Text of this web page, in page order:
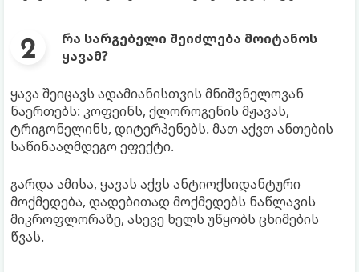
რა სარგებელი შეიძლება მოიტანოს
ყავამ?
ყავა შეიცავს ადამიანისთვის მნიშვნელოვან
ნაერთებს: კოფეინს, ქლოროგენის მჟავას,
ტრიგონელინს, დიტერპენებს. მათ აქვთ ანთების
საწინააღმდეგო ეფექტი.
გარდა ამისა, ყავას აქვს ანტიოქსიდანტური
მოქმედება, დადებითად მოქმედებს ნაწლავის
მიკროფლორაზე, ასევე ხელს უწყობს ცხიმების
წვას.